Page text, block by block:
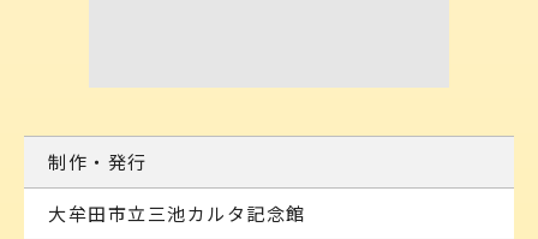
制作・発行
大牟田市立三池カルタ記念館